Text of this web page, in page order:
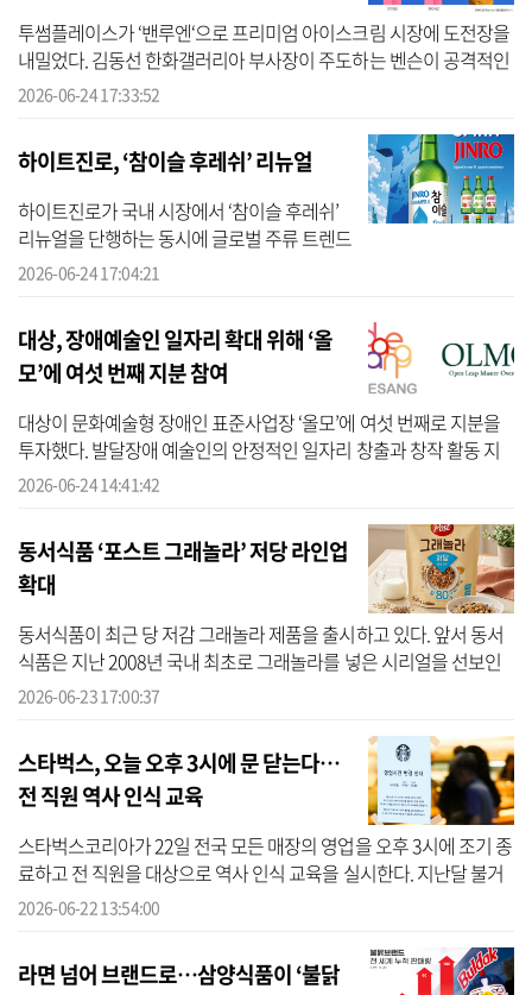
투썸플레이스가 ‘밴루엔‘으로 프리미엄 아이스크림 시장에 도전장을
내밀었다. 김동선 한화갤러리아 부사장이 주도하는 벤슨이 공격적인
매장 확장에 나서고 있는 가운데 투썸플레이스까지 가세하면서 프리
2026-06-24 17:33:52
하이트진로, ‘참이슬 후레쉬’ 리뉴얼
하이트진로가 국내 시장에서 ‘참이슬 후레쉬’
리뉴얼을 단행하는 동시에 글로벌 주류 트렌드
에 빠르게 대응하겠다고 24일 밝혔다. 이날 하
2026-06-24 17:04:21
대상, 장애예술인 일자리 확대 위해 ‘올
모’에 여섯 번째 지분 참여
대상이 문화예술형 장애인 표준사업장 ‘올모’에 여섯 번째로 지분을
투자했다. 발달장애 예술인의 안정적인 일자리 창출과 창작 활동 지
원을 확대하기 위한 행보다. 24일 대상에 따르면 올모(OLMO)는 미술
2026-06-24 14:41:42
동서식품 ‘포스트 그래놀라’ 저당 라인업
확대
동서식품이 최근 당 저감 그래놀라 제품을 출시하고 있다. 앞서 동서
식품은 지난 2008년 국내 최초로 그래놀라를 넣은 시리얼을 선보인
바 있다. 23일 동서식품에 따르면 해당 기업은 지난 4월 ‘포스트 그래
2026-06-23 17:00:37
스타벅스, 오늘 오후 3시에 문 닫는다…
전 직원 역사 인식 교육
스타벅스코리아가 22일 전국 모든 매장의 영업을 오후 3시에 조기 종
료하고 전 직원을 대상으로 역사 인식 교육을 실시한다. 지난달 불거
진 ‘5·18 탱크데이’ 마케팅 논란에 대한 후속 조치로, 임직원들의 역
2026-06-22 13:54:00
라면 넘어 브랜드로…삼양식품이 ‘불닭